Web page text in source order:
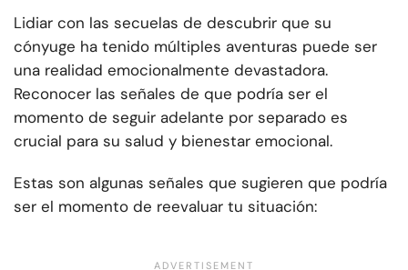
Lidiar con las secuelas de descubrir que su
cónyuge ha tenido múltiples aventuras puede ser
una realidad emocionalmente devastadora.
Reconocer las señales de que podría ser el
momento de seguir adelante por separado es
crucial para su salud y bienestar emocional.
Estas son algunas señales que sugieren que podría
ser el momento de reevaluar tu situación: